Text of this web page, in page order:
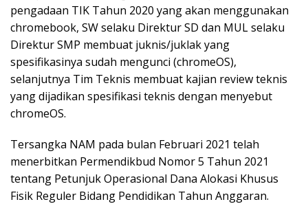
pengadaan TIK Tahun 2020 yang akan menggunakan
chromebook, SW selaku Direktur SD dan MUL selaku
Direktur SMP membuat juknis/juklak yang
spesifikasinya sudah mengunci (chromeOS),
selanjutnya Tim Teknis membuat kajian review teknis
yang dijadikan spesifikasi teknis dengan menyebut
chromeOS.
Tersangka NAM pada bulan Februari 2021 telah
menerbitkan Permendikbud Nomor 5 Tahun 2021
tentang Petunjuk Operasional Dana Alokasi Khusus
Fisik Reguler Bidang Pendidikan Tahun Anggaran.